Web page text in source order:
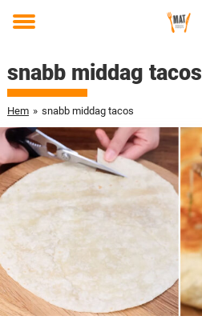
Toggle
snabb middag tacos
Hem » snabb middag tacos